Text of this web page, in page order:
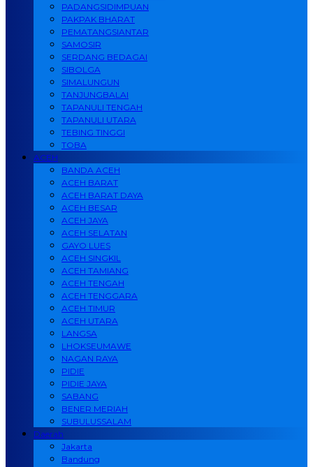
PADANGSIDIMPUAN
PAKPAK BHARAT
PEMATANGSIANTAR
SAMOSIR
SERDANG BEDAGAI
SIBOLGA
SIMALUNGUN
TANJUNGBALAI
TAPANULI TENGAH
TAPANULI UTARA
TEBING TINGGI
TOBA
ACEH
BANDA ACEH
ACEH BARAT
ACEH BARAT DAYA
ACEH BESAR
ACEH JAYA
ACEH SELATAN
GAYO LUES
ACEH SINGKIL
ACEH TAMIANG
ACEH TENGAH
ACEH TENGGARA
ACEH TIMUR
ACEH UTARA
LANGSA
LHOKSEUMAWE
NAGAN RAYA
PIDIE
PIDIE JAYA
SABANG
BENER MERIAH
SUBULUSSALAM
Daerah
Jakarta
Bandung